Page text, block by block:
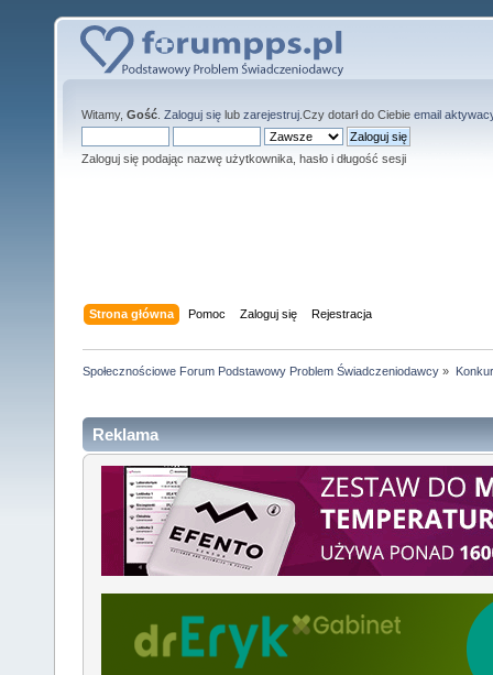
Witamy, Gość Zaloguj się lub zarejestruj .Czy dotarł do Ciebie email
Zaloguj się podając nazwę użytkownika, hasło i długość sesji
Strona główna Pomoc Zaloguj się Rejestracja
Społecznościowe Forum Podstawowy Problem Świadczeniodawcy »
Reklama